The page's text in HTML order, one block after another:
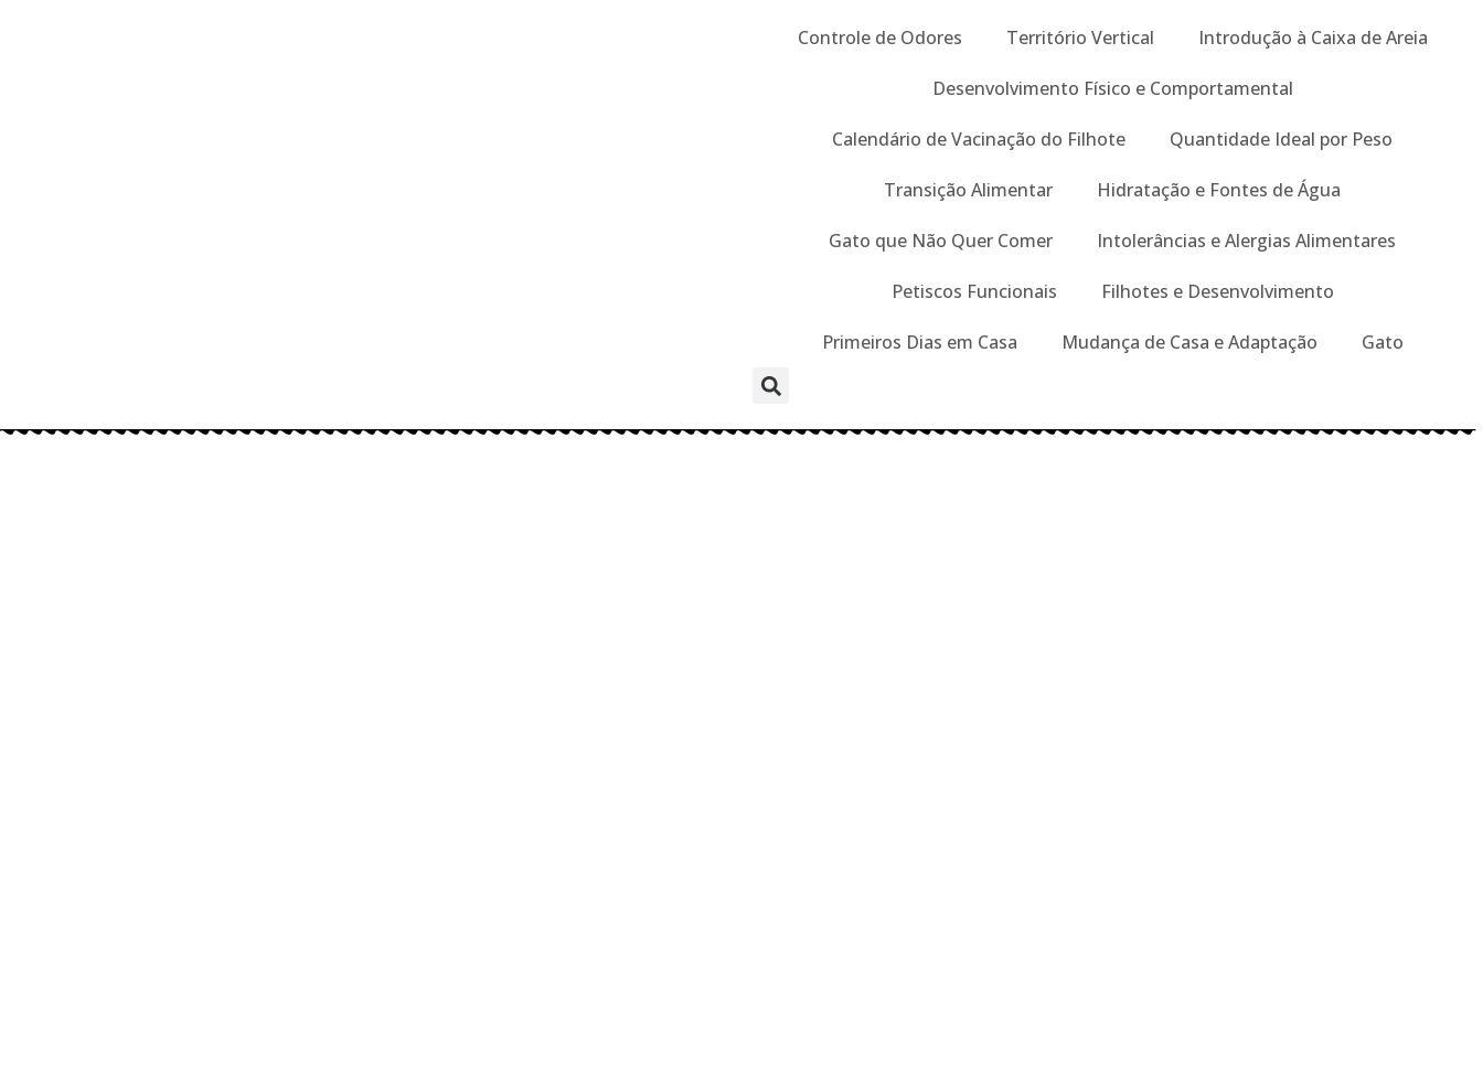
Controle de Odores Território Vertical Introdução à Caixa de Areia
Desenvolvimento Físico e Comportamental
Calendário de Vacinação do Filhote Quantidade Ideal por Peso
Transição Alimentar Hidratação e Fontes de Água
Gato que Não Quer Comer Intolerâncias e Alergias Alimentares
Petiscos Funcionais Filhotes e Desenvolvimento
Primeiros Dias em Casa Mudança de Casa e Adaptação Gato